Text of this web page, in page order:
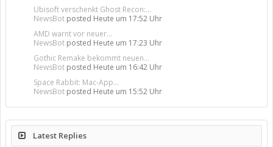
Ubisoft verschenkt Ghost Recon:...
NewsBot posted Heute um 17:52 Uhr
AMD warnt vor neuer...
NewsBot posted Heute um 17:23 Uhr
Gothic Remake bekommt neuen...
NewsBot posted Heute um 16:42 Uhr
Space Rabbit: Mac-App...
NewsBot posted Heute um 15:52 Uhr
Latest Replies